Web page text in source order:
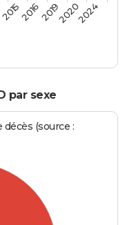
20152016201920202024
par sexe
(source :